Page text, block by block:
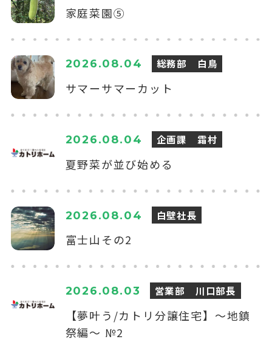
家庭菜園⑤
2026.08.04 総務部 白鳥
サマーサマーカット
2026.08.04 企画課 霜村
夏野菜が並び始める
2026.08.04 白壁社長
富士山その2
2026.08.03 営業部 川口部長
【夢叶う/カトリ分譲住宅】～地鎮
祭編～ №2